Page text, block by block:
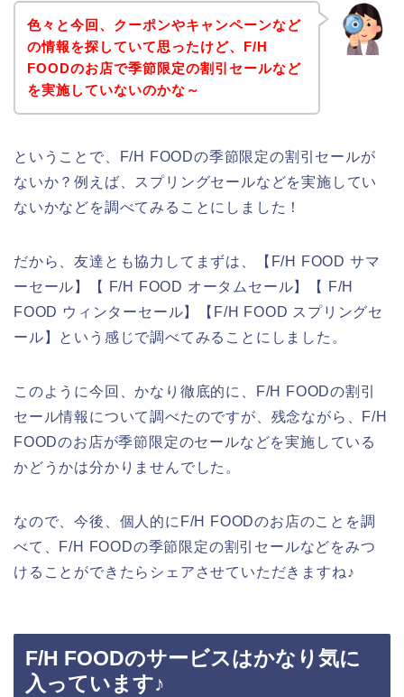
色々と今回、クーポンやキャンペーンなど
の情報を探していて思ったけど、F/H
FOODのお店で季節限定の割引セールなど
を実施していないのかな～
ということで、F/H FOODの季節限定の割引セールが
ないか？例えば、スプリングセールなどを実施してい
ないかなどを調べてみることにしました！
だから、友達とも協力してまずは、【F/H FOOD サマ
ーセール】【 F/H FOOD オータムセール】【 F/H
FOOD ウィンターセール】【F/H FOOD スプリングセ
ール】という感じで調べてみることにしました。
このように今回、かなり徹底的に、F/H FOODの割引
セール情報について調べたのですが、残念ながら、F/H
FOODのお店が季節限定のセールなどを実施している
かどうかは分かりませんでした。
なので、今後、個人的にF/H FOODのお店のことを調
べて、F/H FOODの季節限定の割引セールなどをみつ
けることができたらシェアさせていただきますね♪
F/H FOODのサービスはかなり気に
入っています♪